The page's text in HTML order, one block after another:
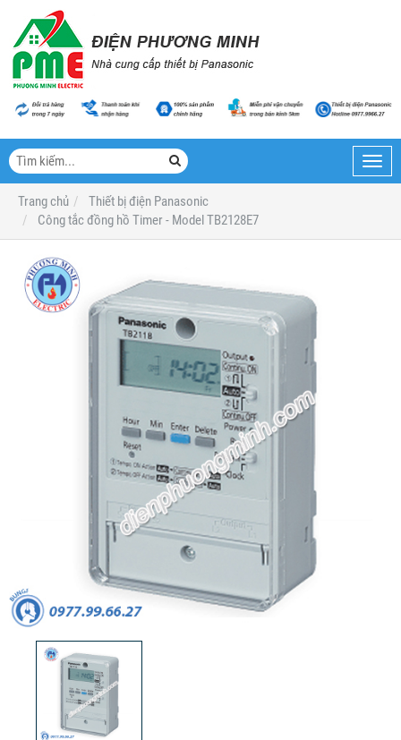
Trang chủ
Thiết bị điện Panasonic
Công tắc đồng hồ Timer - Model TB2128E7